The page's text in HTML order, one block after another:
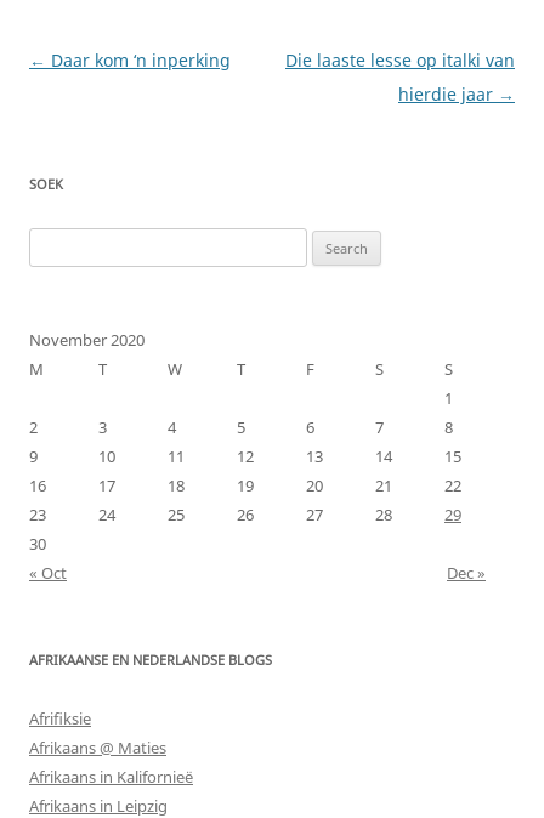
Post
← Daar kom ‘n inperking
Die laaste lesse op italki van
hierdie jaar →
SOEK
for:
November 2020
M
T W T F S
S
1
2
3 4 5 6 7
8
9
10 11 12 13 14
15
16
17 18 19 20 21
22
23
24 25 26 27 28
29
30
« Oct
Dec »
AFRIKAANSE EN NEDERLANDSE BLOGS
Afrifiksie
Afrikaans @ Maties
Afrikaans in Kalifornieë
Afrikaans in Leipzig